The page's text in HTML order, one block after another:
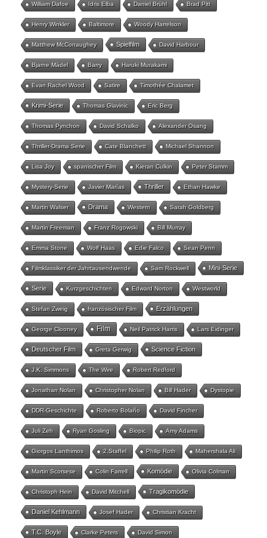
William Dafoe Idris Elba Daniel Brühl Brad Pitt
Henry Winkler Baltimore Woody Harrelson
Matthew McConaughey Spielfilm David Harbour
Bjarne Mädel Barry Haruki Murakami
Evan Rachel Wood Satire Timothée Chalamet
Krimi-Serie Thomas Glavinic Eric Berg
Thomas Pynchon David Schalko Alexander Osang
Thriller-Drama Serie Cate Blanchett Michael Shannon
Lisa Joy spanischer Film Kieran Culkin Peter Stamm
Mystery-Serie Javier Marías Thriller Ethan Hawke
Martin Walser Drama Western Sarah Goldberg
Martin Freeman Franz Rogowski Bill Murray
Emma Stone Wolf Haas Edie Falco Sean Penn
Filmklassiker der Jahrtausendwende Sam Rockwell Mini-Serie
Serie Kurzgeschichten Edward Norton Westworld
Stefan Zweig französischer Film Erzählungen
George Clooney Film Neil Patrick Harris Lars Eidinger
Deutscher Film Greta Gerwig Science Fiction
J.K. Simmons The Wire Robert Redford
Jonathan Nolan Christopher Nolan Bill Hader Dystopie
DDR-Geschichte Roberto Bolaño David Fincher
Juli Zeh Ryan Gosling Biopic Amy Adams
Giorgos Lanthimos 2.Staffel Philip Roth Mahershala Ali
Martin Scorsese Colin Farrell Komödie Olivia Colman
Christoph Hein David Mitchell Tragikomödie
Daniel Kehlmann Josef Hader Christian Kracht
T.C. Boyle Clarke Peters David Simon